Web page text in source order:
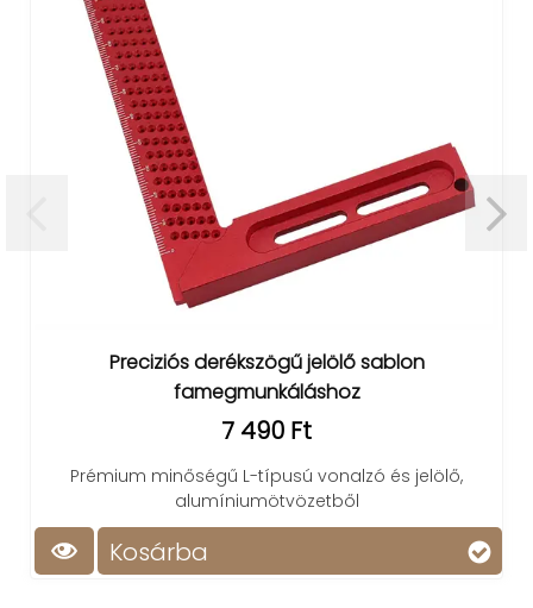
Preciziós derékszögű jelölő sablon
famegmunkáláshoz
7 490 Ft
Prémium minőségű L-típusú vonalzó és jelölő,
alumíniumötvözetből
Kosárba